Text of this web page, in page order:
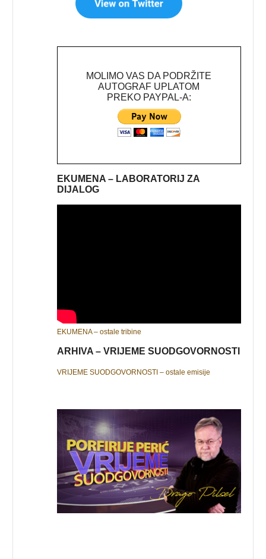
MOLIMO VAS DA PODRŽITE
AUTOGRAF UPLATOM
PREKO PAYPAL-A:
EKUMENA – LABORATORIJ ZA
DIJALOG
EKUMENA – ostale tribine
ARHIVA – VRIJEME SUODGOVORNOSTI
VRIJEME SUODGOVORNOSTI – ostale emisije